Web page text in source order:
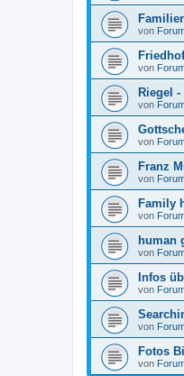
von
von
Riegel -
von
von
Franz
von
Family
von
human
von
Infos
von
von
Fotos
von